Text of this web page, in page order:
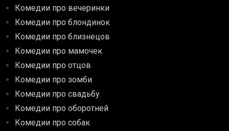
Комедии про вечеринки
Комедии про блондинок
Комедии про близнецов
Комедии про мамочек
Комедии про отцов
Комедии про зомби
Комедии про свадьбу
Комедии про оборотней
Комедии про собак